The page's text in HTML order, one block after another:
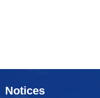
Notices